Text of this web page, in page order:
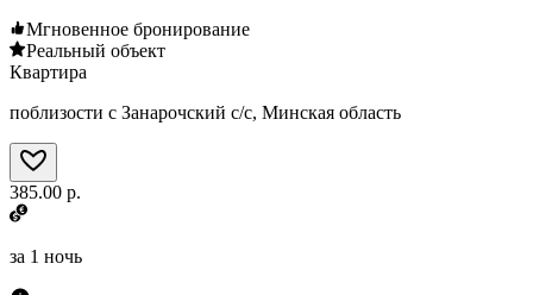
Мгновенное бронирование
Реальный объект
Квартира
поблизости с Занарочский с/с, Минская область
385.00 р.
за 1 ночь